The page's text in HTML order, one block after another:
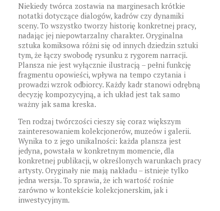
Niekiedy twórca zostawia na marginesach krótkie
notatki dotyczące dialogów, kadrów czy dynamiki
sceny. To wszystko tworzy historię konkretnej pracy,
nadając jej niepowtarzalny charakter. Oryginalna
sztuka komiksowa różni się od innych dziedzin sztuki
tym, że łączy swobodę rysunku z rygorem narracji.
Plansza nie jest wyłącznie ilustracją – pełni funkcję
fragmentu opowieści, wpływa na tempo czytania i
prowadzi wzrok odbiorcy. Każdy kadr stanowi odrębną
decyzję kompozycyjną, a ich układ jest tak samo
ważny jak sama kreska.
Ten rodzaj twórczości cieszy się coraz większym
zainteresowaniem kolekcjonerów, muzeów i galerii.
Wynika to z jego unikalności: każda plansza jest
jedyna, powstała w konkretnym momencie, dla
konkretnej publikacji, w określonych warunkach pracy
artysty. Oryginały nie mają nakładu – istnieje tylko
jedna wersja. To sprawia, że ich wartość rośnie
zarówno w kontekście kolekcjonerskim, jak i
inwestycyjnym.